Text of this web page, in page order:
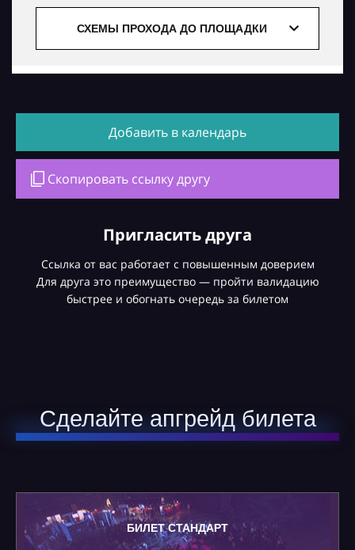
СХЕМЫ ПРОХОДА ДО ПЛОЩАДКИ
Добавить в календарь
Скопировать ссылку другу
Пригласить друга
Ссылка от вас работает с повышенным доверием
Для друга это преимущество — пройти валидацию
быстрее и обогнать очередь за билетом
Сделайте апгрейд билета
БИЛЕТ СТАНДАРТ